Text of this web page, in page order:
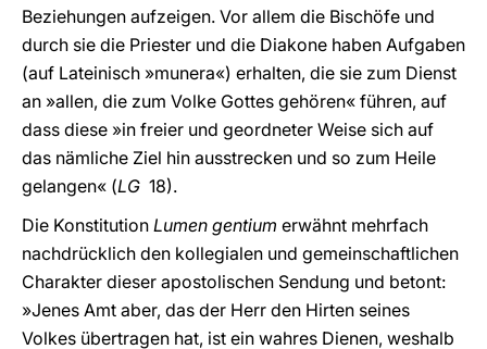
Beziehungen aufzeigen. Vor allem die Bischöfe und
durch sie die Priester und die Diakone haben Aufgaben
(auf Lateinisch »munera«) erhalten, die sie zum Dienst
an »allen, die zum Volke Gottes gehören« führen, auf
dass diese »in freier und geordneter Weise sich auf
das nämliche Ziel hin ausstrecken und so zum Heile
gelangen« (LG 18).
Die Konstitution Lumen gentium erwähnt mehrfach
nachdrücklich den kollegialen und gemeinschaftlichen
Charakter dieser apostolischen Sendung und betont:
»Jenes Amt aber, das der Herr den Hirten seines
Volkes übertragen hat, ist ein wahres Dienen, weshalb